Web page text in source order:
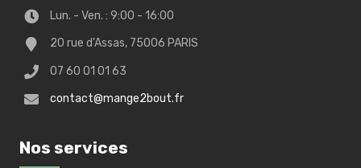
Lun. - Ven. : 9:00 - 16:00
20 rue d'Assas, 75006 PARIS
07 60 01 01 63
contact@mange2bout.fr
Nos services